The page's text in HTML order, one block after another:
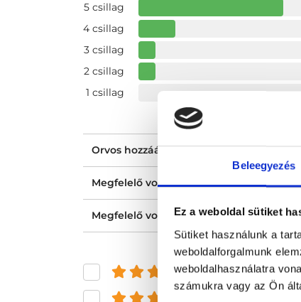
Beleegyezés
Ez a weboldal sütiket
Sütiket használunk a
weboldalforgalmunk
weboldalhasználatra
számukra vagy az Ön
5 csillag
4 csillag
3 csillag
2 csillag
1 csillag
Orvos hozzáállása, figyelmessége,
Megfelelő volt a tájékoztatásod?
Megfelelő volt az ellátásod?
és felette